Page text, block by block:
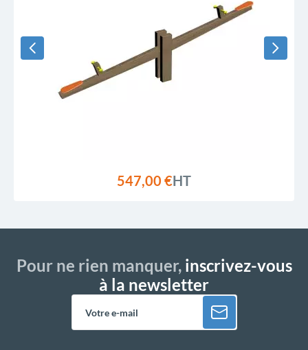
547,00 €HT
Pour ne rien manquer,inscrivez-vous
à la newsletter